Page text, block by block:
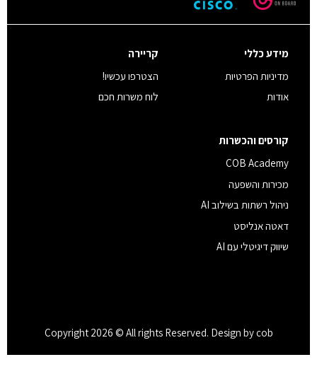
מידע כללי
מדיניות הפרטיות
אודות
קריירה
הצטרפו עכשיו!
לוח משרות חכם
קורסים והכשרות
COB Academy
מכירות והשפעה
ניהול רשתות בשילוב AI
דאטה אנליסט
שיווק דיגיטלי עם AI
Copyright 2026 © All rights Reserved. Design by cob